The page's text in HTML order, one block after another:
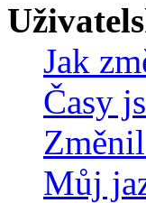
Jak
Časy
Můj